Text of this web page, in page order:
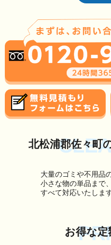
北松浦郡佐々町
大量のゴミや不用品
小さな物の単品まで
すべて対応いたします
お得な定